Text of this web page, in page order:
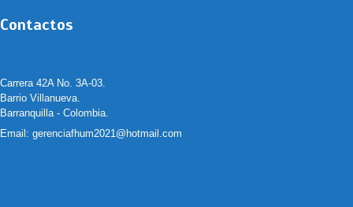
Contactos
Carrera 42A No. 3A-03.
Barrio Villanueva.
Barranquilla - Colombia.
Email: gerenciafhum2021@hotmail.com